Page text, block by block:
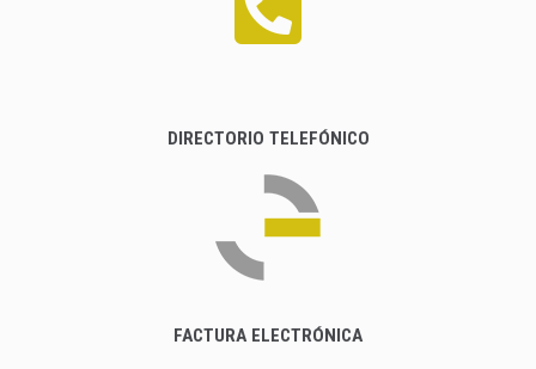
DIRECTORIO TELEFÓNICO
FACTURA ELECTRÓNICA